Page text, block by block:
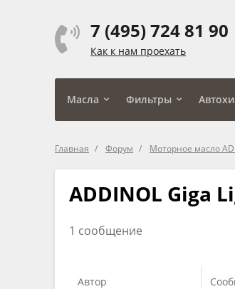
7 (495) 724 81 90
Как к нам проехать
Масла Фильтры
Главная Форум Моторное масло
ADDINOL Giga
1 сообщение
Автор